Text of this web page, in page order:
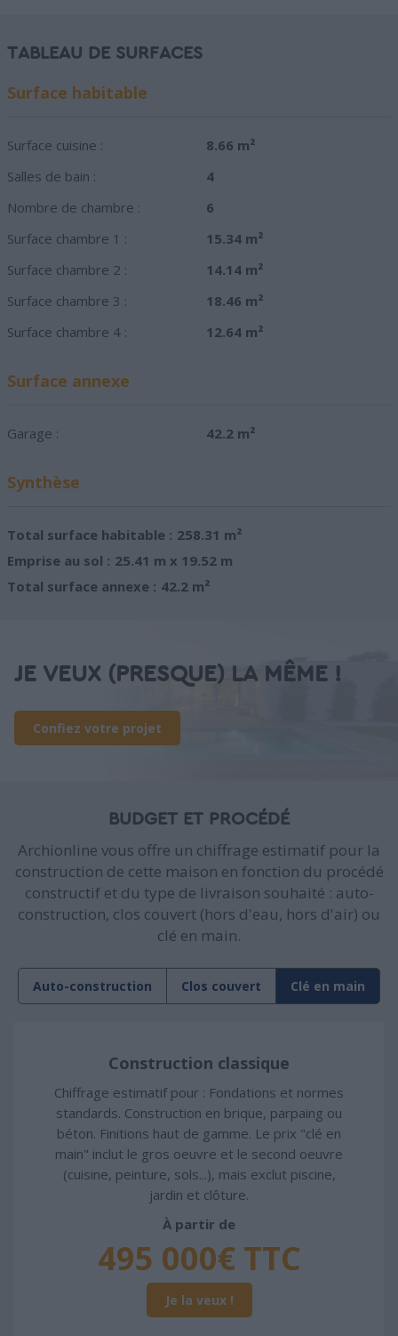
TABLEAU DE SURFACES
Surface habitable
Surface cuisine :
8.66 m²
Salles de bain :
4
Nombre de chambre :
6
Surface chambre 1 :
15.34 m²
Surface chambre 2 :
14.14 m²
Surface chambre 3 :
18.46 m²
Surface chambre 4 :
12.64 m²
Surface annexe
Garage : 42.2 m²
Synthèse
Total surface habitable : 258.31 m²
Emprise au sol : 25.41 m x 19.52 m
Total surface annexe : 42.2 m²
JE VEUX (PRESQUE) LA MÊME !
Confiez votre projet
BUDGET ET PROCÉDÉ
Archionline vous offre un chiffrage estimatif pour la
construction de cette maison en fonction du procédé
constructif et du type de livraison souhaité : auto-
construction, clos couvert (hors d'eau, hors d'air) ou
clé en main.
Auto-construction Clos couvert Clé en main
Construction classique
Chiffrage estimatif pour : Fondations et normes
standards. Construction en brique, parpaing ou
béton. Finitions haut de gamme. Le prix "clé en
main" inclut le gros oeuvre et le second oeuvre
(cuisine, peinture, sols...), mais exclut piscine,
jardin et clôture.
À partir de
495 000€ TTC
Je la veux !